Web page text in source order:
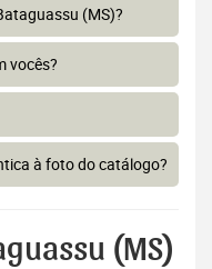
(MS)?
vocês?
à foto do catálogo?
(MS)